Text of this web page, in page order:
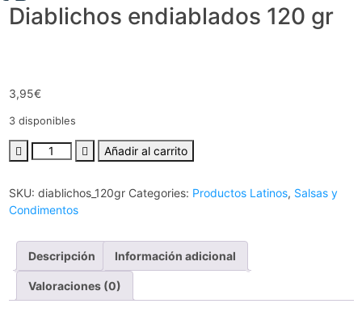
Diablichos endiablados 120 gr
3,95€
3 disponibles
Añadir al carrito
SKU: diablichos_120gr Categories: Productos Latinos, Salsas y
Condimentos
Descripción Información adicional
Valoraciones (0)